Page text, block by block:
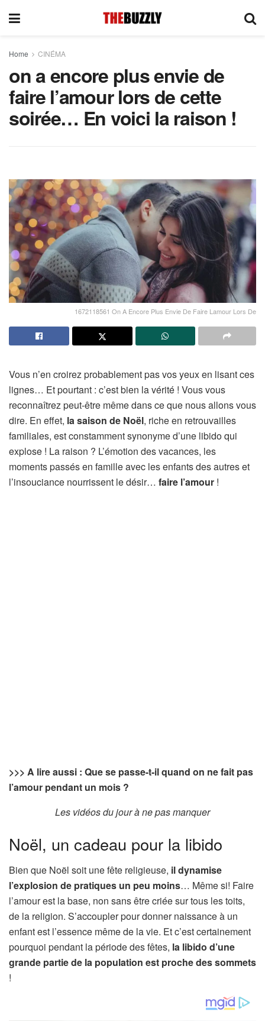
Home CINÉMA
on a encore plus envie de
faire l’amour lors de cette
soirée… En voici la raison !
1672118561 On A Encore Plus Envie De Faire Lamour Lors De
Vous n’en croirez probablement pas vos yeux en lisant ces
lignes… Et pourtant : c’est bien la vérité ! Vous vous
reconnaîtrez peut-être même dans ce que nous allons vous
dire. En effet, la saison de Noël, riche en retrouvailles
familiales, est constamment synonyme d’une libido qui
explose ! La raison ? L’émotion des vacances, les
moments passés en famille avec les enfants des autres et
l’insouciance nourrissent le désir… faire l’amour !
>>> A lire aussi : Que se passe-t-il quand on ne fait pas
l’amour pendant un mois ?
Les vidéos du jour à ne pas manquer
Noël, un cadeau pour la libido
Bien que Noël soit une fête religieuse, il dynamise
l’explosion de pratiques un peu moins… Même si! Faire
l’amour est la base, non sans être criée sur tous les toits,
de la religion. S’accoupler pour donner naissance à un
enfant est l’essence même de la vie. Et c’est certainement
pourquoi pendant la période des fêtes, la libido d’une
grande partie de la population est proche des sommets
!